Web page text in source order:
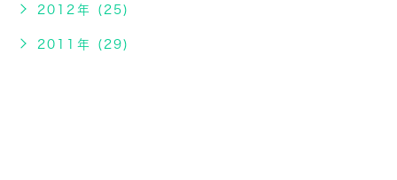
2012年 (25)
2011年 (29)